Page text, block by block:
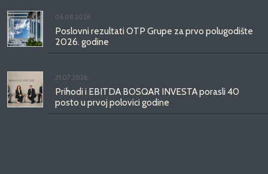
06.08.2026.
Poslovni rezultati OTP Grupe za prvo polugodište
2026. godine
31.07.2026.
Prihodi i EBITDA BOSQAR INVESTA porasli 40
posto u prvoj polovici godine